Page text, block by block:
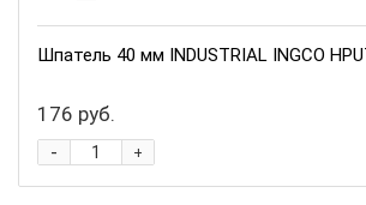
Шпатель 40 мм INDUSTRIAL INGCO
176 руб.
+
-